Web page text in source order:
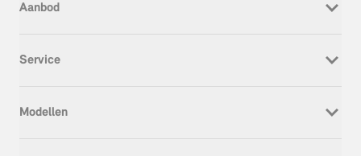
Aanbod
Occasion
Service
Onderhoud & Reparatie
Modellen